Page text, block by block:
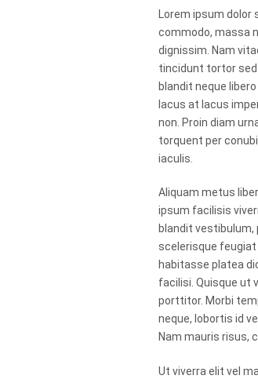
Lorem ipsum
commodo, massa
dignissim. Nam
tincidunt tortor
blandit neque
lacus at lacus
non. Proin diam
torquent per
iaculis.
Aliquam metus
ipsum facilisis
blandit vestibulum,
scelerisque feugiat
habitasse platea
facilisi. Quisque ut
porttitor. Morbi
neque, lobortis id
Nam mauris risus,
Ut viverra elit vel